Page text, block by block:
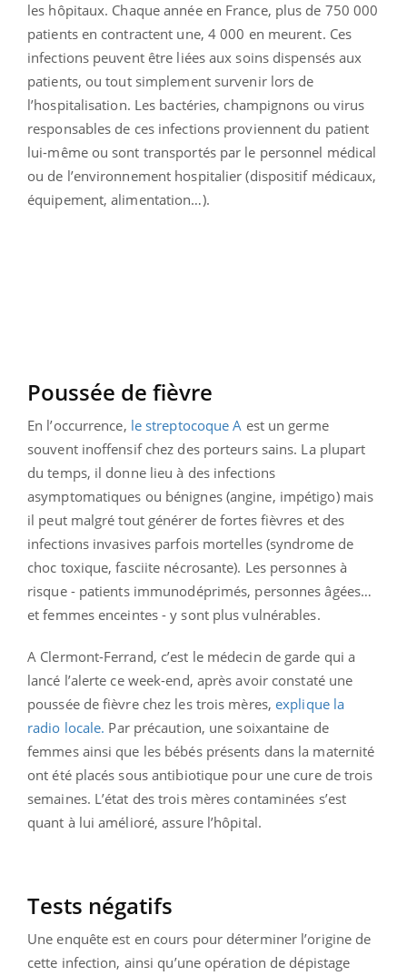
les hôpitaux. Chaque année en France, plus de 750 000
patients en contractent une, 4 000 en meurent. Ces
infections peuvent être liées aux soins dispensés aux
patients, ou tout simplement survenir lors de
l’hospitalisation. Les bactéries, champignons ou virus
responsables de ces infections proviennent du patient
lui-même ou sont transportés par le personnel médical
ou de l’environnement hospitalier (dispositif médicaux,
équipement, alimentation…).
Poussée de fièvre
En l’occurrence, le streptocoque A est un germe
souvent inoffensif chez des porteurs sains. La plupart
du temps, il donne lieu à des infections
asymptomatiques ou bénignes (angine, impétigo) mais
il peut malgré tout générer de fortes fièvres et des
infections invasives parfois mortelles (syndrome de
choc toxique, fasciite nécrosante). Les personnes à
risque - patients immunodéprimés, personnes âgées…
et femmes enceintes - y sont plus vulnérables.
A Clermont-Ferrand, c’est le médecin de garde qui a
lancé l’alerte ce week-end, après avoir constaté une
poussée de fièvre chez les trois mères,explique la
radio locale. Par précaution, une soixantaine de
femmes ainsi que les bébés présents dans la maternité
ont été placés sous antibiotique pour une cure de trois
semaines. L’état des trois mères contaminées s’est
quant à lui amélioré, assure l’hôpital.
Tests négatifs
Une enquête est en cours pour déterminer l’origine de
cette infection, ainsi qu’une opération de dépistage